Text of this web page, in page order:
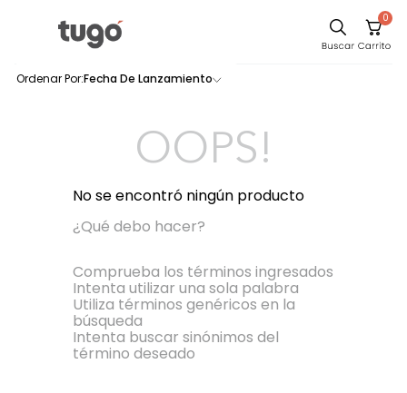
0
Fecha De Lanzamiento
0productos
OOPS!
No se encontró ningún producto
¿Qué debo hacer?
Comprueba los términos ingresados
Intenta utilizar una sola palabra
Utiliza términos genéricos en la
búsqueda
Intenta buscar sinónimos del
término deseado
Sofa
Cuadros
Cama
Mesa Centro
Mesa Noche